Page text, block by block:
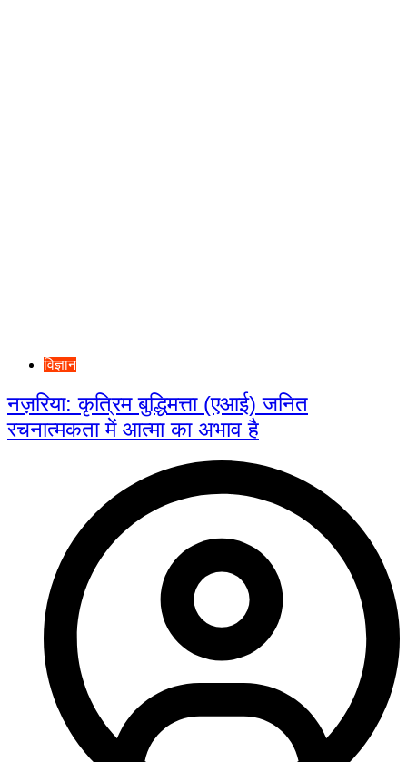
विज्ञान
नज़रिया: कृत्रिम बुद्धिमत्ता (एआई) जनित
रचनात्मकता में आत्मा का अभाव है